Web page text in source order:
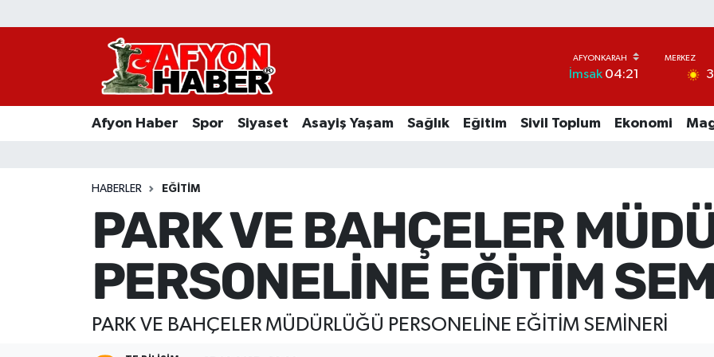
İmsak04:21
Afyon Haber Spor Siyaset Asayiş Yaşam Sağlık Eğitim Sivil Toplum Ekonomi
HABERLER EĞITIM
PARK VE BAHÇELER
PERSONELİNE EĞİTİM
PARK VE BAHÇELER MÜDÜRLÜĞÜ PERSONELİNE EĞİTİM SEMİNERİ
Afyon Haber
Asayiş Yaşam